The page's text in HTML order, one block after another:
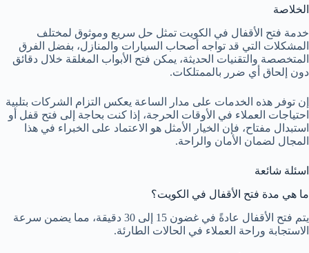
الخلاصة
خدمة فتح الأقفال في الكويت تمثل حل سريع وموثوق لمختلف
المشكلات التي قد تواجه أصحاب السيارات والمنازل، بفضل الفرق
المتخصصة والتقنيات الحديثة، يمكن فتح الأبواب المغلقة خلال دقائق
دون إلحاق أي ضرر بالممتلكات.
إن توفر هذه الخدمات على مدار الساعة يعكس التزام الشركات بتلبية
احتياجات العملاء في الأوقات الحرجة، إذا كنت بحاجة إلى فتح قفل أو
استبدال مفتاح، فإن الخيار الأمثل هو الاعتماد على الخبراء في هذا
المجال لضمان الأمان والراحة.
اسئلة شائعة
ما هي مدة فتح الأقفال في الكويت؟
يتم فتح الأقفال عادةً في غضون 15 إلى 30 دقيقة، مما يضمن سرعة
الاستجابة وراحة العملاء في الحالات الطارئة.